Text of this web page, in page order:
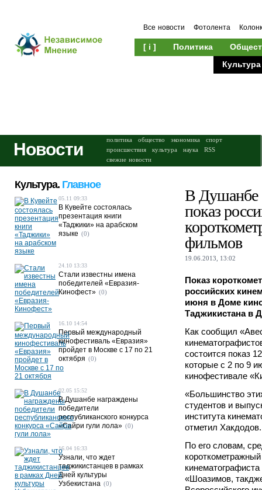
Все новости Фотолента
[ i ] Политика
Культура
Новости политика общество экономика
спорт
происшествия
культура наука
RSS
свежие новости
В Душанбе
показ
фильмов
19.06.2013, 13:02
Показ
российских
июня в Доме
Таджикистана в
Как сообщил
состоится показ
которые с 2 по 9
кинофестивале
«Большинство
студентов и
института
отметил Хакдодов.
По его словам,
«Шоазимов,
Культура. Главное
05.11 09:33
В Кувейте состоялась
презентация книги
«Таджики» на арабском
языке (0)
24.10 13:33
Стали известны имена
победителей «Евразия-
Кинофест» (0)
16.10 14:54
Первый международный
кинофестиваль «Евразия»
пройдет в Москве с 17 по 21
октября (0)
02.05 15:52
В Душанбе награждены
победители
республиканского конкурса
«Сайри гули лола» (0)
16.04 16:33
Узнали, что ждет
таджикистанцев в рамках
Дней культуры
Узбекистана (0)